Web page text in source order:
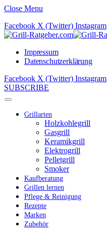
Close Menu
Facebook X (Twitter) Instagram
Impressum
Datenschutzerklärung
Facebook X (Twitter) Instagram
SUBSCRIBE
Grillarten
Holzkohlegrill
Gasgrill
Keramikgrill
Elektrogrill
Pelletgrill
Smoker
Kaufberatung
Grillen lernen
Pflege & Reinigung
Rezepte
Marken
Zubehör